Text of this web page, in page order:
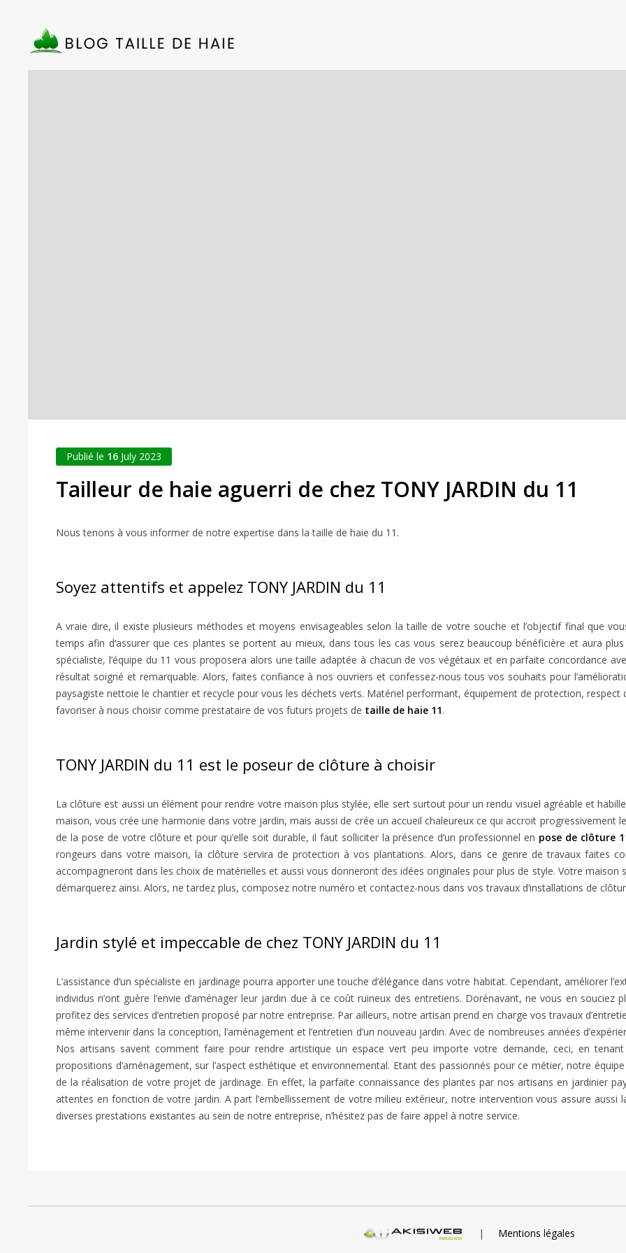
Publié le 16 July 2023
Tailleur de haie aguerri de chez TONY JARDIN du 11
Nous tenons à vous informer de notre expertise dans la taille de haie du 11.
Soyez attentifs et appelez TONY JARDIN du 11
A vraie dire, il existe plusieurs méthodes et moyens envisageables selon la taille de votre souche et l’objectif final que
temps afin d’assurer que ces plantes se portent au mieux, dans tous les cas vous serez beaucoup bénéficière et aura
spécialiste, l’équipe du 11 vous proposera alors une taille adaptée à chacun de vos végétaux et en parfaite concordance
résultat soigné et remarquable. Alors, faites confiance à nos ouvriers et confessez-nous tous vos souhaits pour
paysagiste nettoie le chantier et recycle pour vous les déchets verts. Matériel performant, équipement de protection,
favoriser à nous choisir comme prestataire de vos futurs projets de taille de haie 11.
TONY JARDIN du 11 est le poseur de clôture à choisir
La clôture est aussi un élément pour rendre votre maison plus stylée, elle sert surtout pour un rendu visuel agréable et
maison, vous crée une harmonie dans votre jardin, mais aussi de crée un accueil chaleureux ce qui accroit progressivement
de la pose de votre clôture et pour qu’elle soit durable, il faut solliciter la présence d’un professionnel en pose de clôture
rongeurs dans votre maison, la clôture servira de protection à vos plantations. Alors, dans ce genre de travaux faites
accompagneront dans les choix de matérielles et aussi vous donneront des idées originales pour plus de style. Votre
démarquerez ainsi. Alors, ne tardez plus, composez notre numéro et contactez-nous dans vos travaux d’installations de
Jardin stylé et impeccable de chez TONY JARDIN du 11
L’assistance d’un spécialiste en jardinage pourra apporter une touche d’élégance dans votre habitat. Cependant, améliorer
individus n’ont guère l’envie d’aménager leur jardin due à ce coût ruineux des entretiens. Dorénavant, ne vous en
profitez des services d’entretien proposé par notre entreprise. Par ailleurs, notre artisan prend en charge vos travaux
même intervenir dans la conception, l’aménagement et l’entretien d’un nouveau jardin. Avec de nombreuses années
Nos artisans savent comment faire pour rendre artistique un espace vert peu importe votre demande, ceci, en
propositions d’aménagement, sur l’aspect esthétique et environnemental. Etant des passionnés pour ce métier, notre
de la réalisation de votre projet de jardinage. En effet, la parfaite connaissance des plantes par nos artisans en jardinier
attentes en fonction de votre jardin. A part l’embellissement de votre milieu extérieur, notre intervention vous assure
diverses prestations existantes au sein de notre entreprise, n’hésitez pas de faire appel à notre service.
| Mentions légales